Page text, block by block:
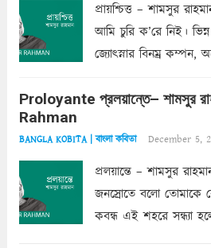
প্রায়শ্চিত্ত – শামসুর
আমি চুরি ক’রে নিই।
জ্যোৎস্নার বিনম্র কম্পন,
ছায়াচ্ছন্ন মোহন মিথুন
Proloyante প্রলয়ান্তে– শামসুর
Rahman
BANGLA KOBITA | বাংলা কবিতা December 5,
প্রলয়ান্তে – শামসুর
জনস্রোতে বলো তোমাকে
কবন্ধ এই শহরে সন্ধ্যা